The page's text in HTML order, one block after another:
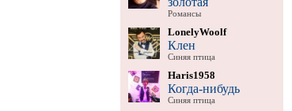
Романсы
LonelyWoolf
Клен
Синяя птица
Haris1958
Когда-нибудь
Синяя птица